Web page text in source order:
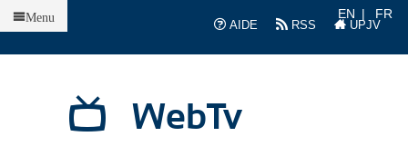
AIDE
RSS UPJV
EN FR
WebTv
Menu